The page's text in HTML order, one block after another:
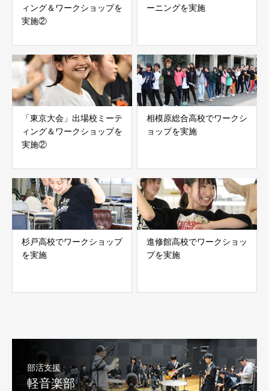
ィング＆ワークショップを
実施②
ーニングを実施
「東京大会」出場校ミーテ
ィング＆ワークショップを
実施②
相模原総合高校でワークシ
ョップを実施
杉戸高校でワークショップ
を実施
進修館高校でワークショッ
プを実施
部活支援
軽音楽部